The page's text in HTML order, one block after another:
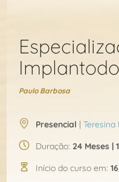
Paulo Barbosa
Presencial | Teresina
Duração: 24 Meses |
Início do curso em: